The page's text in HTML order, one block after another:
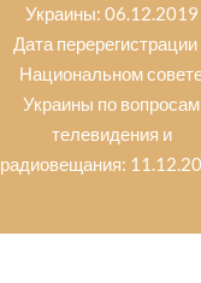
Украины: 06.12.2019
Дата перерегистрации
Национальном
Украины по вопросам
телевидения и
радиовещания: